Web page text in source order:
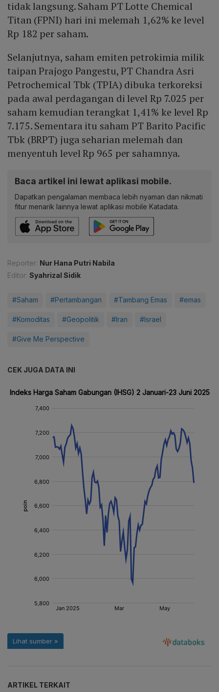
tidak langsung. Saham PT Lotte Chemical
Titan (FPNI) hari ini melemah 1,62% ke level
Rp 182 per saham.
Selanjutnya, saham emiten petrokimia milik
taipan Prajogo Pangestu, PT Chandra Asri
Petrochemical Tbk (TPIA) dibuka terkoreksi
pada awal perdagangan di level Rp 7.025 per
saham kemudian terangkat 1,41% ke level Rp
7.175. Sementara itu saham PT Barito Pacific
Tbk (BRPT) juga seharian melemah dan
menyentuh level Rp 965 per sahamnya.
Baca artikel ini lewat aplikasi mobile.
Dapatkan pengalaman membaca lebih nyaman dan nikmati
fitur menarik lainnya lewat aplikasi mobile Katadata.
Reporter: Nur Hana Putri Nabila
Editor: Syahrizal Sidik
#Saham #Pertambangan #Tambang Emas #emas
#Komoditas #Geopolitik #Iran #Israel
#Give Me Perspective
CEK JUGA DATA INI
ARTIKEL TERKAIT